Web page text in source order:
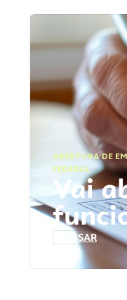
ABERTURA DE
FEDERAL
Vai
ACESSAR